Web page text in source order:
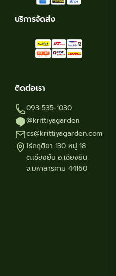
productบริการจัดส่ง
ติดต่อเรา
093-535-1030
@krittiyagarden
cs@krittiyagarden.com
ไร่กฤติยา 130 หมู่ 18
ต.เชียงยืน อ.เชียงยืน
จ.มหาสารคาม 44160